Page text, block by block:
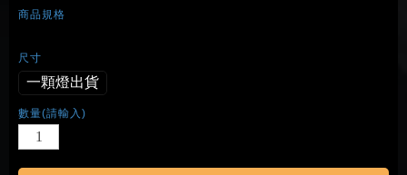
商品規格
尺寸
一顆燈出貨
數量(請輸入)